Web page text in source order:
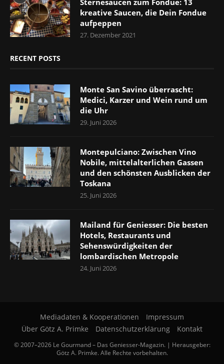
kreative Saucen, die Dein Fondue
aufpeppen
27. Dezember 2021
RECENT POSTS
Monte San Savino überrascht:
Medici, Karzer und Wein rund um
die Uhr
29. Juni 2026
Montepulciano: Zwischen Vino
Nobile, mittelalterlichen Gassen
und den schönsten Ausblicken der
Toskana
25. Juni 2026
Mailand für Geniesser: Die besten
Hotels, Restaurants und
Sehenswürdigkeiten der
lombardischen Metropole
24. Juni 2026
Mediadaten & Kooperationen
Impressum
Über Götz A. Primke
Datenschutzerklärung Kontakt
© 2007–2026 Le Gourmand – Das Geniesser-Magazin. | Herausgeber:
Götz A. Primke. Alle Rechte vorbehalten.